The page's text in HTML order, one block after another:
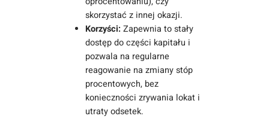
skorzystać z innej okazji.
Korzyści: Zapewnia to stały
dostęp do części kapitału i
pozwala na regularne
reagowanie na zmiany stóp
procentowych, bez
konieczności zrywania lokat i
utraty odsetek.